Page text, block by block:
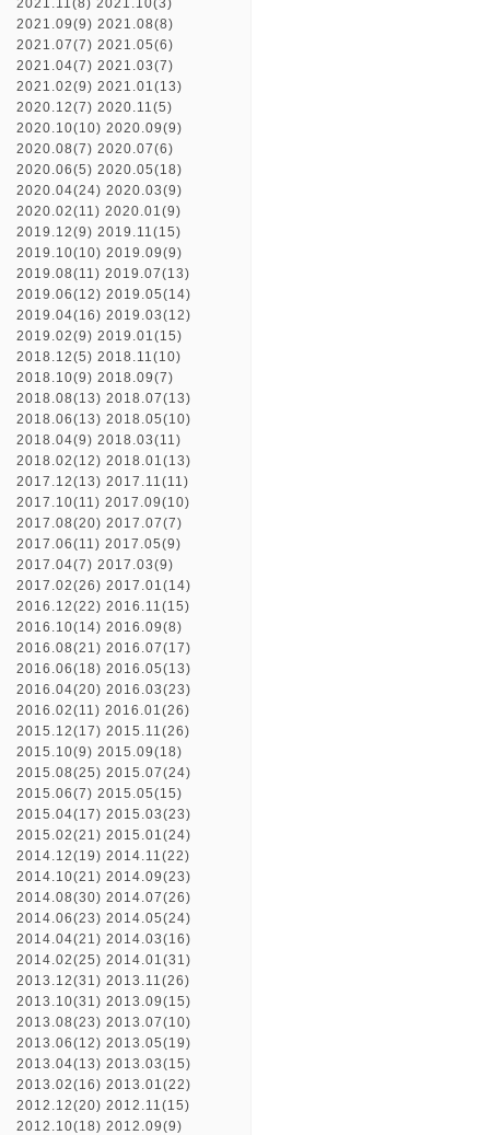
2021.11(8) 2021.10(3)
2021.09(9) 2021.08(8)
2021.07(7) 2021.05(6)
2021.04(7) 2021.03(7)
2021.02(9) 2021.01(13)
2020.12(7) 2020.11(5)
2020.10(10) 2020.09(9)
2020.08(7) 2020.07(6)
2020.06(5) 2020.05(18)
2020.04(24) 2020.03(9)
2020.02(11) 2020.01(9)
2019.12(9) 2019.11(15)
2019.10(10) 2019.09(9)
2019.08(11) 2019.07(13)
2019.06(12) 2019.05(14)
2019.04(16) 2019.03(12)
2019.02(9) 2019.01(15)
2018.12(5) 2018.11(10)
2018.10(9) 2018.09(7)
2018.08(13) 2018.07(13)
2018.06(13) 2018.05(10)
2018.04(9) 2018.03(11)
2018.02(12) 2018.01(13)
2017.12(13) 2017.11(11)
2017.10(11) 2017.09(10)
2017.08(20) 2017.07(7)
2017.06(11) 2017.05(9)
2017.04(7) 2017.03(9)
2017.02(26) 2017.01(14)
2016.12(22) 2016.11(15)
2016.10(14) 2016.09(8)
2016.08(21) 2016.07(17)
2016.06(18) 2016.05(13)
2016.04(20) 2016.03(23)
2016.02(11) 2016.01(26)
2015.12(17) 2015.11(26)
2015.10(9) 2015.09(18)
2015.08(25) 2015.07(24)
2015.06(7) 2015.05(15)
2015.04(17) 2015.03(23)
2015.02(21) 2015.01(24)
2014.12(19) 2014.11(22)
2014.10(21) 2014.09(23)
2014.08(30) 2014.07(26)
2014.06(23) 2014.05(24)
2014.04(21) 2014.03(16)
2014.02(25) 2014.01(31)
2013.12(31) 2013.11(26)
2013.10(31) 2013.09(15)
2013.08(23) 2013.07(10)
2013.06(12) 2013.05(19)
2013.04(13) 2013.03(15)
2013.02(16) 2013.01(22)
2012.12(20) 2012.11(15)
2012.10(18) 2012.09(9)